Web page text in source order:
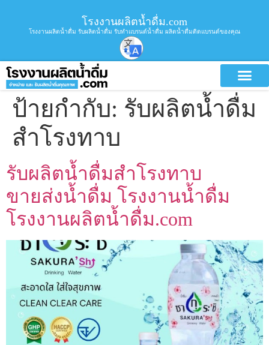
โรงงานผลิตน้ำดื่ม.com
โรงงานผลิตน้ำดื่ม รับผลิตน้ำดื่ม รับทำแบรนด์น้ำดื่ม ผลิตน้ำดื่มติดแบรนด์ของคุณ
ป้ายกำกับ: รับผลิตน้ำดื่ม
สำโรงทาบ
รับผลิตน้ำดื่มสำโรงทาบ
ขายส่งน้ำดื่ม โรงงานน้ำดื่ม
โรงงานผลิตน้ำดื่ม.com